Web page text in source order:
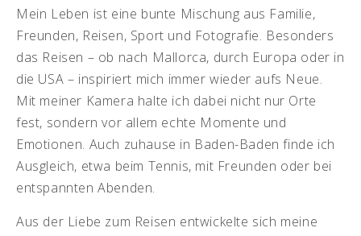
Mein Leben ist eine bunte Mischung aus Familie,
Freunden, Reisen, Sport und Fotografie. Besonders
das Reisen – ob nach Mallorca, durch Europa oder in
die USA – inspiriert mich immer wieder aufs Neue.
Mit meiner Kamera halte ich dabei nicht nur Orte
fest, sondern vor allem echte Momente und
Emotionen. Auch zuhause in Baden-Baden finde ich
Ausgleich, etwa beim Tennis, mit Freunden oder bei
entspannten Abenden.
Aus der Liebe zum Reisen entwickelte sich meine